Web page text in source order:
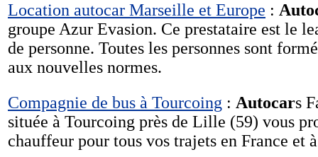
Location autocar Marseille et Europe :
groupe Azur Evasion. Ce prestataire est le
de personne. Toutes les personnes sont
aux nouvelles normes.
Compagnie de bus à Tourcoing : Autocars
située à Tourcoing près de Lille (59) vous
chauffeur pour tous vos trajets en France et